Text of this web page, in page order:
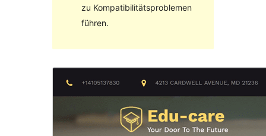
zu Kompatibilitätsproblemen
führen.